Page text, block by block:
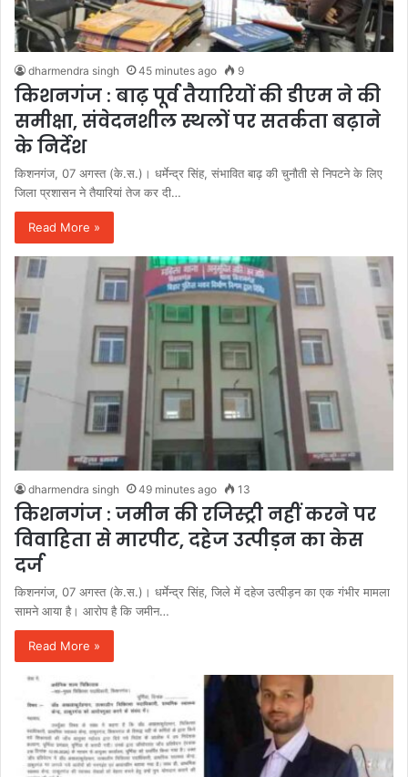
dharmendra singh 45 minutes ago 9
किशनगंज : बाढ़ पूर्व तैयारियों की डीएम ने की
समीक्षा, संवेदनशील स्थलों पर सतर्कता बढ़ाने
के निर्देश
किशनगंज, 07 अगस्त (के.स.)। धर्मेन्द्र सिंह, संभावित बाढ़ की चुनौती से निपटने के लिए
जिला प्रशासन ने तैयारियां तेज कर दी…
Read More »
dharmendra singh 49 minutes ago 13
किशनगंज : जमीन की रजिस्ट्री नहीं करने पर
विवाहिता से मारपीट, दहेज उत्पीड़न का केस
दर्ज
किशनगंज, 07 अगस्त (के.स.)। धर्मेन्द्र सिंह, जिले में दहेज उत्पीड़न का एक गंभीर मामला
सामने आया है। आरोप है कि जमीन…
Read More »